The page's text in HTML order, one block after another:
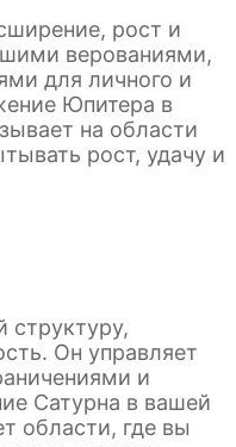
рост и
верованиями,
для личного и
Юпитера в
на области
рост, удачу и
структуру,
Он управляет
и
Сатурна в вашей
области, где вы